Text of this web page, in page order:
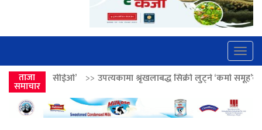
ताजा
समाचार
उपत्यकामा श्रृंखलाबद्ध सिक्री लुट्ने ‘कर्मा समूह’का नाइकेसहित पाँच